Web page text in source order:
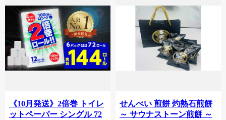
《10月発送》2倍巻 トイレ
ットペーパー シングル 72
せんべい 煎餅 灼熱石煎餅
～ サウナストーン煎餅 ～